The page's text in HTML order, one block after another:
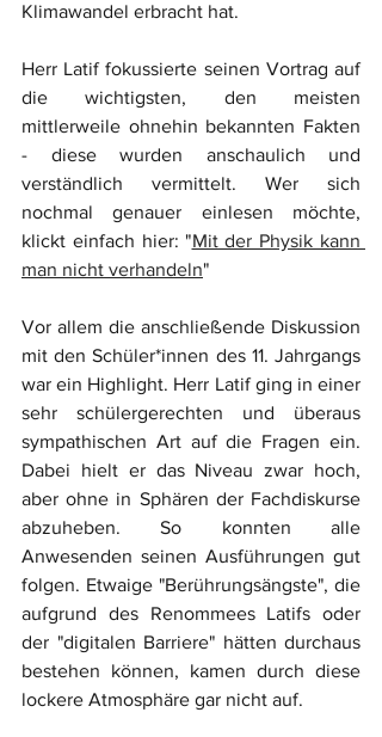
Klimawandel erbracht hat.
Herr Latif fokussierte seinen Vortrag auf
die wichtigsten, den meisten
mittlerweile ohnehin bekannten Fakten
- diese wurden anschaulich und
verständlich vermittelt. Wer sich
nochmal genauer einlesen möchte,
klickt einfach hier: "Mit der Physik kann
man nicht verhandeln"
Vor allem die anschließende Diskussion
mit den Schüler*innen des 11. Jahrgangs
war ein Highlight. Herr Latif ging in einer
sehr schülergerechten und überaus
sympathischen Art auf die Fragen ein.
Dabei hielt er das Niveau zwar hoch,
aber ohne in Sphären der Fachdiskurse
abzuheben. So konnten alle
Anwesenden seinen Ausführungen gut
folgen. Etwaige "Berührungsängste", die
aufgrund des Renommees Latifs oder
der "digitalen Barriere" hätten durchaus
bestehen können, kamen durch diese
lockere Atmosphäre gar nicht auf.